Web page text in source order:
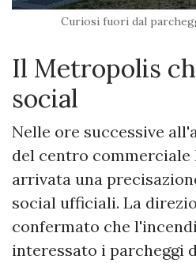
Curiosi fuori dal
Il Metropolis
social
Nelle ore successive
del centro commerciale
arrivata una
social ufficiali. La
confermato che
interessato i parcheggi